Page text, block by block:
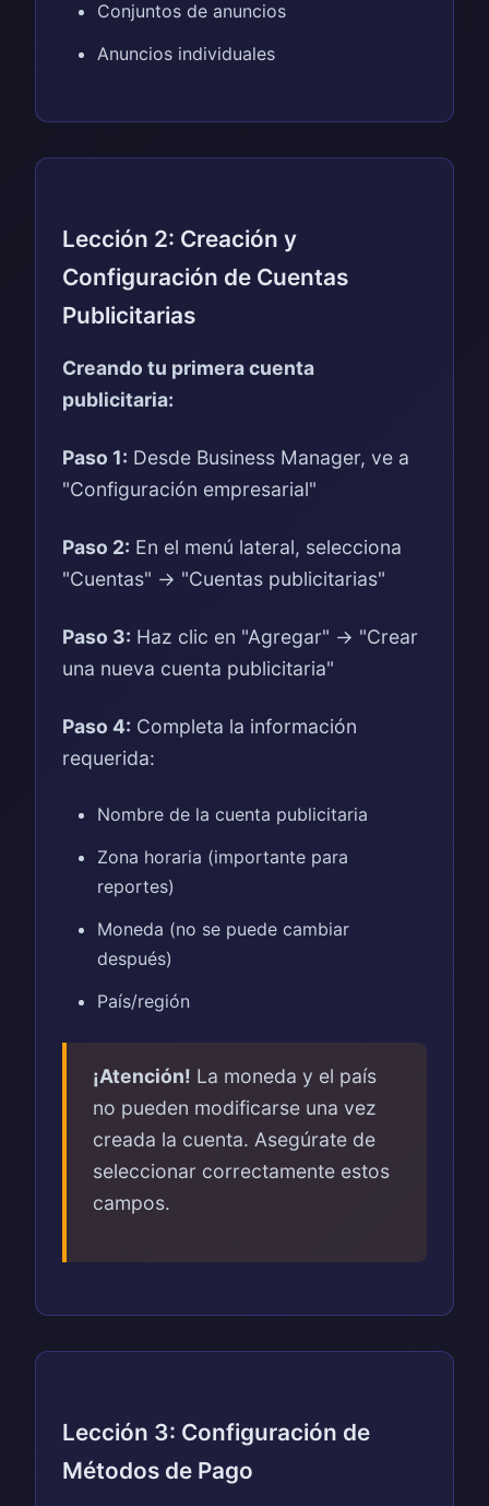
Conjuntos de anuncios
Anuncios individuales
Lección 2: Creación y
Configuración de Cuentas
Publicitarias
Creando tu primera cuenta
publicitaria:
Paso 1: Desde Business Manager, ve a
"Configuración empresarial"
Paso 2: En el menú lateral, selecciona
"Cuentas" → "Cuentas publicitarias"
Paso 3: Haz clic en "Agregar" → "Crear
una nueva cuenta publicitaria"
Paso 4: Completa la información
requerida:
Nombre de la cuenta publicitaria
Zona horaria (importante para
reportes)
Moneda (no se puede cambiar
después)
País/región
¡Atención! La moneda y el país
no pueden modificarse una vez
creada la cuenta. Asegúrate de
seleccionar correctamente estos
campos.
Lección 3: Configuración de
Métodos de Pago